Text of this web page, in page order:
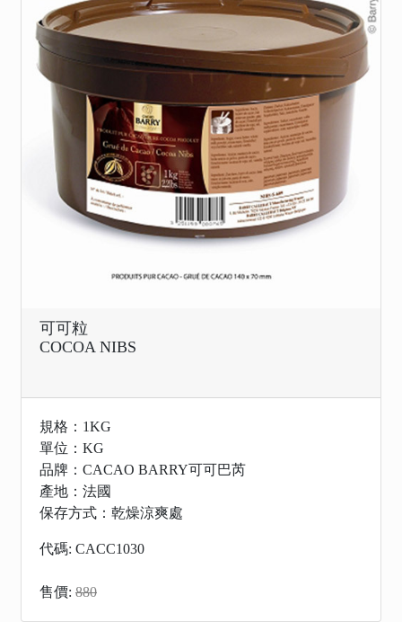
可可粒
COCOA NIBS
規格：1KG
單位：KG
品牌：CACAO BARRY可可巴芮
產地：法國
保存方式：乾燥涼爽處
代碼: CACC1030
售價: 880